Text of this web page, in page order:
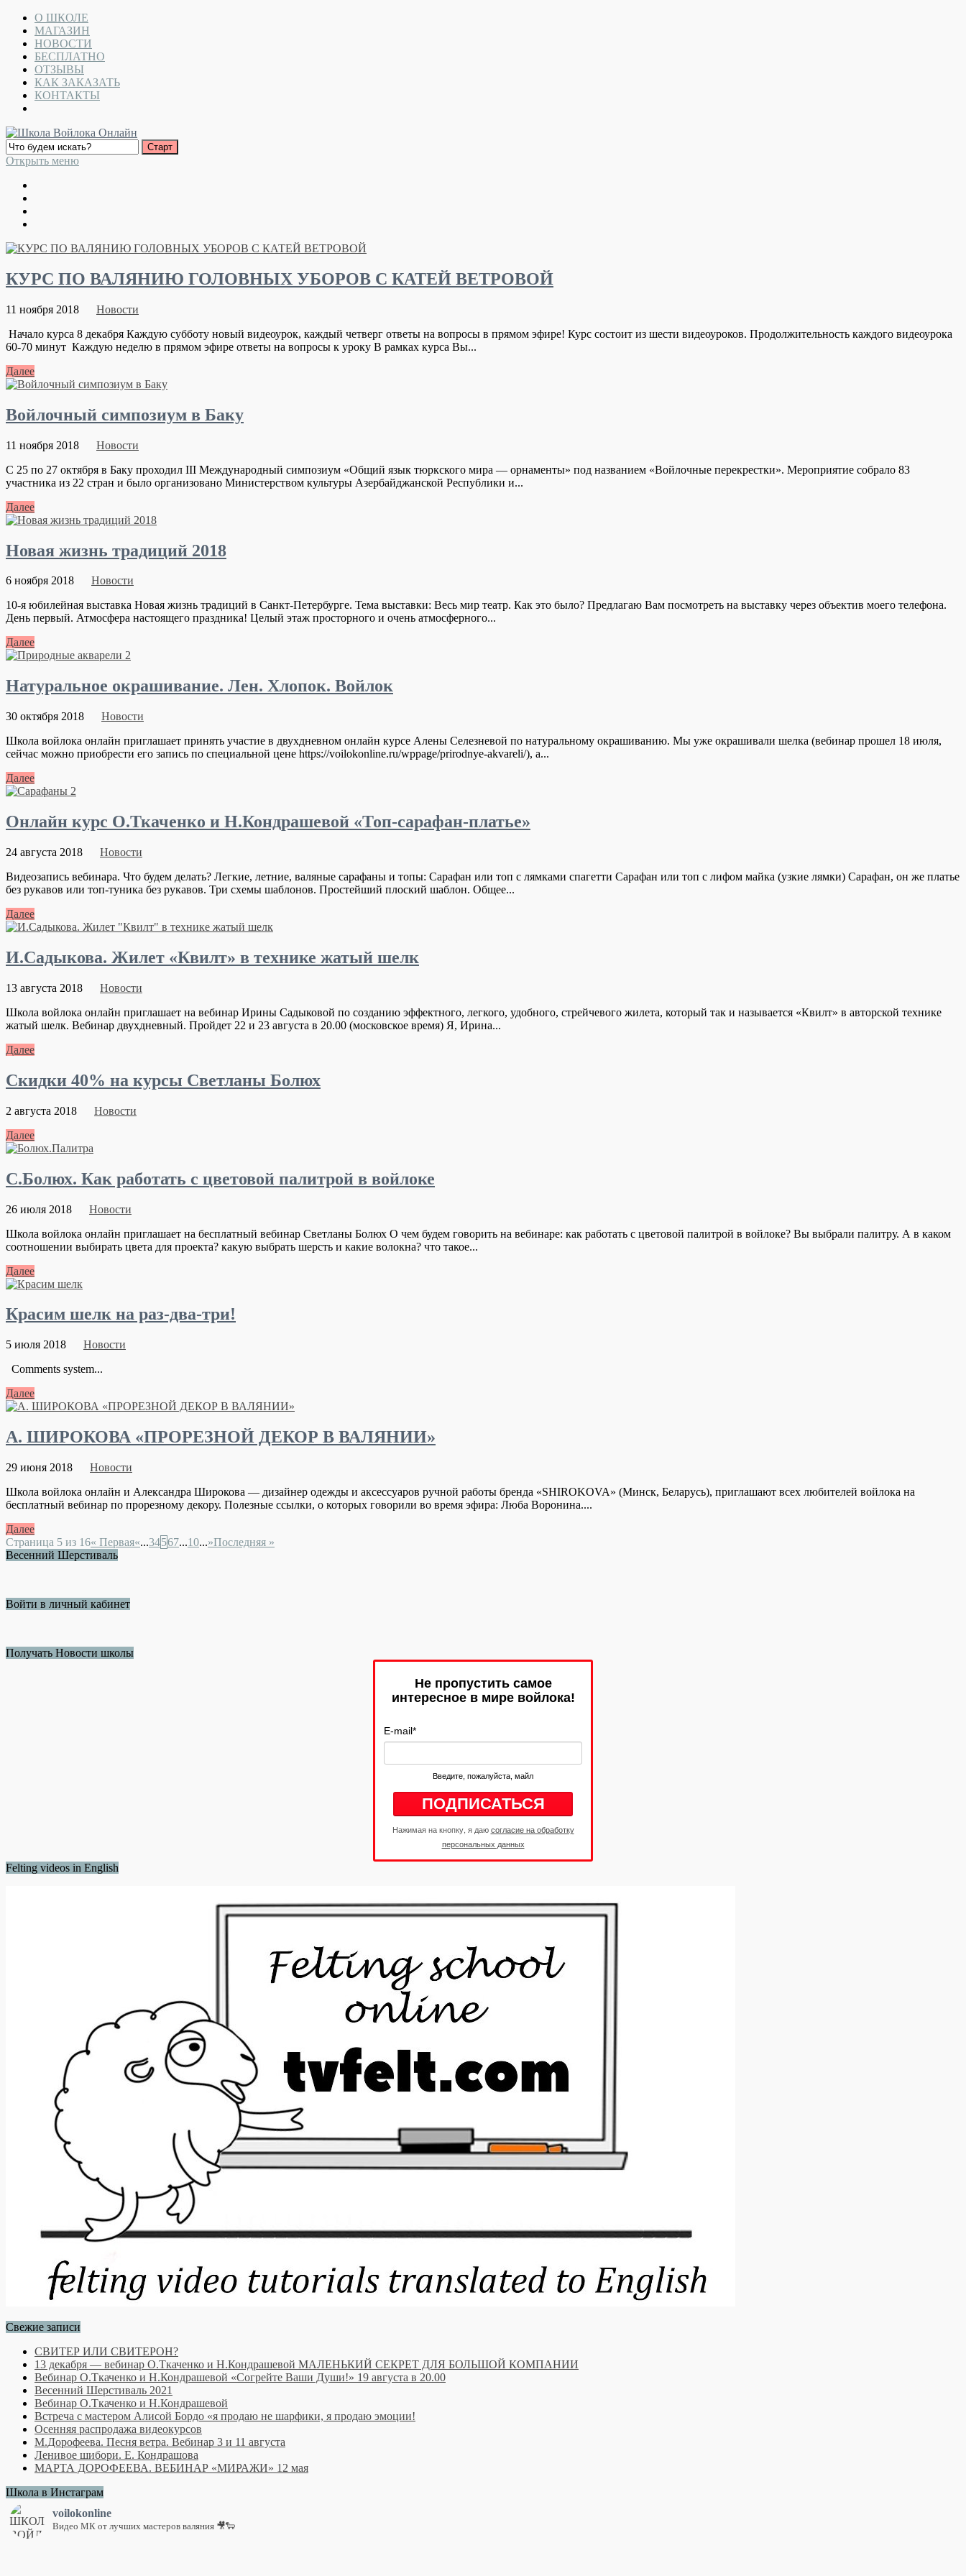
О ШКОЛЕ
МАГАЗИН
НОВОСТИ
БЕСПЛАТНО
ОТЗЫВЫ
КАК ЗАКАЗАТЬ
КОНТАКТЫ
Открыть меню
КУРС ПО ВАЛЯНИЮ ГОЛОВНЫХ УБОРОВ С КАТЕЙ ВЕТРОВОЙ
11 ноября 2018
Новости
Начало курса 8 декабря Каждую субботу новый видеоурок, каждый четверг ответы на вопросы в прямом эфире! Курс состоит из шести видеоуроков. Продолжительность каждого видеоурока
60-70 минут Каждую неделю в прямом эфире ответы на вопросы к уроку В рамках курса Вы...
Далее
Войлочный симпозиум в Баку
11 ноября 2018
Новости
С 25 по 27 октября в Баку проходил III Международный симпозиум «Общий язык тюркского мира — орнаменты» под названием «Войлочные перекрестки». Мероприятие собрало 83
участника из 22 стран и было организовано Министерством культуры Азербайджанской Республики и...
Далее
Новая жизнь традиций 2018
6 ноября 2018
Новости
10-я юбилейная выставка Новая жизнь традиций в Санкт-Петербурге. Тема выставки: Весь мир театр. Как это было? Предлагаю Вам посмотреть на выставку через объектив моего телефона.
День первый. Атмосфера настоящего праздника! Целый этаж просторного и очень атмосферного...
Далее
Натуральное окрашивание. Лен. Хлопок. Войлок
30 октября 2018
Новости
Школа войлока онлайн приглашает принять участие в двухдневном онлайн курсе Алены Селезневой по натуральному окрашиванию. Мы уже окрашивали шелка (вебинар прошел 18 июля,
сейчас можно приобрести его запись по специальной цене https://voilokonline.ru/wppage/prirodnye-akvareli/), а...
Далее
Онлайн курс О.Ткаченко и Н.Кондрашевой «Топ-сарафан-платье»
24 августа 2018
Новости
Видеозапись вебинара. Что будем делать? Легкие, летние, валяные сарафаны и топы: Сарафан или топ с лямками спагетти Сарафан или топ с лифом майка (узкие лямки) Сарафан, он же платье
без рукавов или топ-туника без рукавов. Три схемы шаблонов. Простейший плоский шаблон. Общее...
Далее
И.Садыкова. Жилет «Квилт» в технике жатый шелк
13 августа 2018
Новости
Школа войлока онлайн приглашает на вебинар Ирины Садыковой по созданию эффектного, легкого, удобного, стрейчевого жилета, который так и называется «Квилт» в авторской технике
жатый шелк. Вебинар двухдневный. Пройдет 22 и 23 августа в 20.00 (московское время) Я, Ирина...
Далее
Скидки 40% на курсы Светланы Болюх
2 августа 2018
Новости
Далее
С.Болюх. Как работать с цветовой палитрой в войлоке
26 июля 2018
Новости
Школа войлока онлайн приглашает на бесплатный вебинар Светланы Болюх О чем будем говорить на вебинаре: как работать с цветовой палитрой в войлоке? Вы выбрали палитру. А в каком
соотношении выбирать цвета для проекта? какую выбрать шерсть и какие волокна? что такое...
Далее
Красим шелк на раз-два-три!
5 июля 2018
Новости
Comments system...
Далее
А. ШИРОКОВА «ПРОРЕЗНОЙ ДЕКОР В ВАЛЯНИИ»
29 июня 2018
Новости
Школа войлока онлайн и Александра Широкова — дизайнер одежды и аксессуаров ручной работы бренда «SHIROKOVA» (Минск, Беларусь), приглашают всех любителей войлока на
бесплатный вебинар по прорезному декору. Полезные ссылки, о которых говорили во время эфира: Люба Воронина....
Далее
Страница 5 из 16« Первая«...34567...10...»Последняя »
Весенний Шерстиваль
Войти в личный кабинет
Получать Новости школы
Не пропустить самое
интересное в мире войлока!
E-mail*
Введите, пожалуйста, майл
Нажимая на кнопку, я даюсогласие на обработку
персональных данных
Felting videos in English
Свежие записи
СВИТЕР ИЛИ СВИТЕРОН?
13 декабря — вебинар О.Ткаченко и Н.Кондрашевой МАЛЕНЬКИЙ СЕКРЕТ ДЛЯ БОЛЬШОЙ КОМПАНИИ
Вебинар О.Ткаченко и Н.Кондрашевой «Согрейте Ваши Души!» 19 августа в 20.00
Весенний Шерстиваль 2021
Вебинар О.Ткаченко и Н.Кондрашевой
Встреча с мастером Алисой Бордо «я продаю не шарфики, я продаю эмоции!
Осенняя распродажа видеокурсов
М.Дорофеева. Песня ветра. Вебинар 3 и 11 августа
Ленивое шибори. Е. Кондрашова
МАРТА ДОРОФЕЕВА. ВЕБИНАР «МИРАЖИ» 12 мая
Школа в Инстаграм
voilokonline
Видео МК от лучших мастеров валяния 🎥🐑